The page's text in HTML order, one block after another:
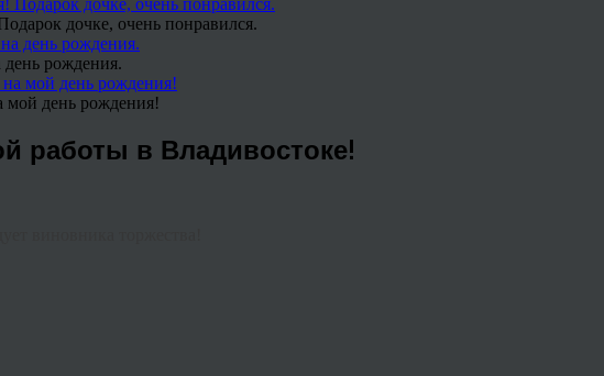
дочке, очень понравился.
день рождения.
мой день рождения!
работы в Владивостоке!